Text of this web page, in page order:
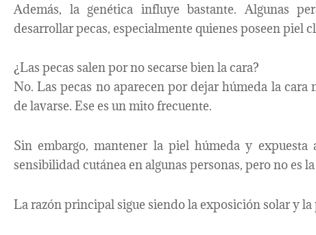
Además, la genética influye bastante. Algunas
desarrollar pecas, especialmente quienes poseen piel
¿Las pecas salen por no secarse bien la cara?
No. Las pecas no aparecen por dejar húmeda la cara
de lavarse. Ese es un mito frecuente.
Sin embargo, mantener la piel húmeda y
sensibilidad cutánea en algunas personas, pero no es
La razón principal sigue siendo la exposición solar y